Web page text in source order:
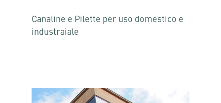
Canaline e Pilette per uso domestico e
industraiale